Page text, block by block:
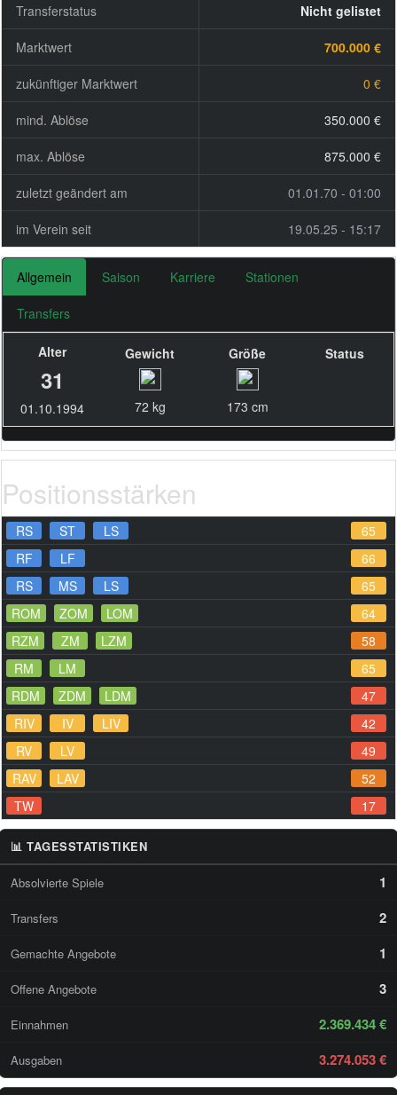
Transferstatus Nicht gelistet
Marktwert 700.000 €
zukünftiger Marktwert 0 €
mind. Ablöse 350.000 €
max. Ablöse 875.000 €
zuletzt geändert am 01.01.70 - 01:00
im Verein seit 19.05.25 - 15:17
Allgemein Saison Karriere Stationen
Transfers
Alter
31
01.10.1994
Gewicht
72 kg
Größe
173 cm
Status
Positionsstärken
RS ST LS
65
RF
LF
66
RS
MS LS
65
ROM
ZOM LOM
64
RZM
ZM LZM
58
RM
LM
65
RDM
ZDM LDM
47
RIV
IV LIV
42
RV
LV
49
RAV
LAV
52
TW
17
📊 TAGESSTATISTIKEN
Absolvierte Spiele 1
Transfers 2
Gemachte Angebote 1
Offene Angebote 3
Einnahmen 2.369.434 €
Ausgaben 3.274.053 €